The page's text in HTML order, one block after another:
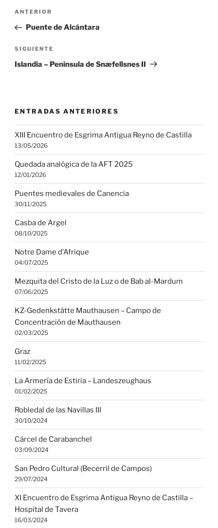
Navegación
entradas
Entrada
anterior:
ANTERIOR
Puente de Alcántara
Siguiente
entrada
SIGUIENTE
Islandia – Península de Snæfellsnes II
ENTRADAS ANTERIORES
XIII Encuentro de Esgrima Antigua Reyno de Castilla
13/05/2026
Quedada analógica de la AFT 2025
12/01/2026
Puentes medievales de Canencia
30/11/2025
Casba de Argel
08/10/2025
Notre Dame d’Afrique
04/07/2025
Mezquita del Cristo de la Luz o de Bab al-Mardum
07/06/2025
KZ-Gedenkstätte Mauthausen – Campo de
Concentración de Mauthausen
02/03/2025
Graz
11/02/2025
La Armería de Estiria – Landeszeughaus
01/02/2025
Robledal de las Navillas III
30/10/2024
Cárcel de Carabanchel
03/09/2024
San Pedro Cultural (Becerril de Campos)
29/07/2024
XI Encuentro de Esgrima Antigua Reyno de Castilla –
Hospital de Tavera
16/03/2024